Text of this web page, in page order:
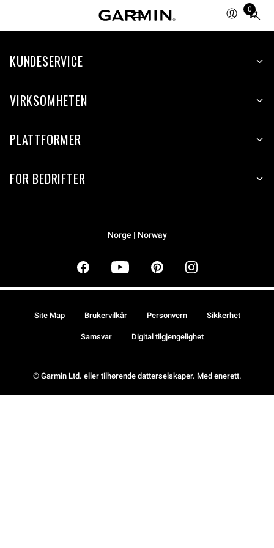
0
Total
items
cart:
KUNDESERVICE
VIRKSOMHETEN
PLATTFORMER
FOR BEDRIFTER
Norge | Norway
© Garmin Ltd. eller tilhørende datterselskaper. Med enerett.
Site Map Brukervilkår Personvern Sikkerhet
Samsvar Digital tilgjengelighet